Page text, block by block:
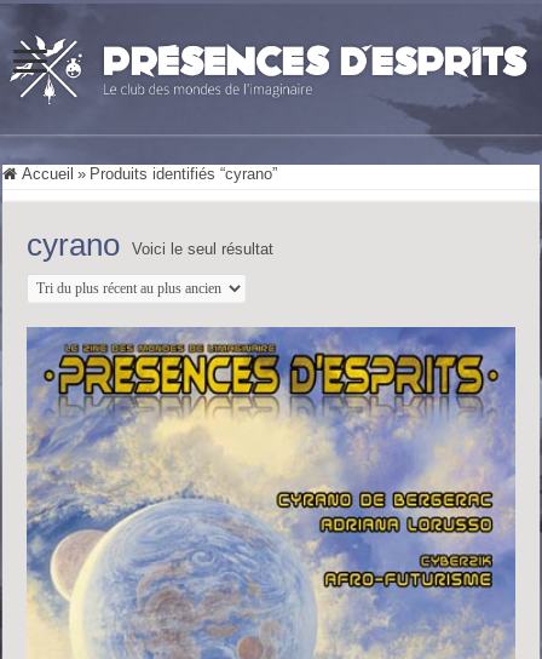
Accueil » Produits identifiés “cyrano”
cyrano Voici le seul résultat